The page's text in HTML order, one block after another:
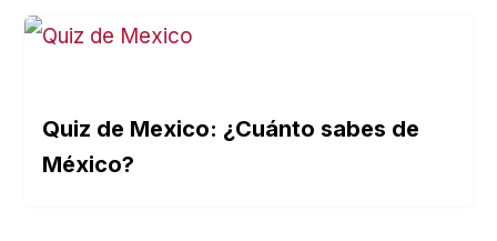
Quiz de Mexico: ¿Cuánto sabes de
México?